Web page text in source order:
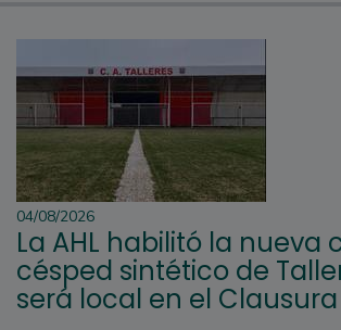
04/08/2026
La AHL habilitó la nueva
césped sintético de
será local en el Clausura